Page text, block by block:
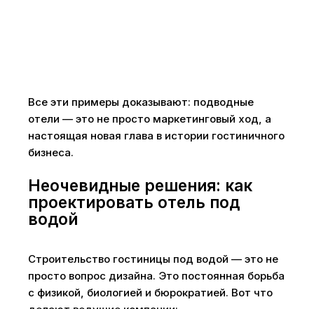
Все эти примеры доказывают: подводные
отели — это не просто маркетинговый ход, а
настоящая новая глава в истории гостиничного
бизнеса.
Неочевидные решения: как
проектировать отель под
водой
Строительство гостиницы под водой — это не
просто вопрос дизайна. Это постоянная борьба
с физикой, биологией и бюрократией. Вот что